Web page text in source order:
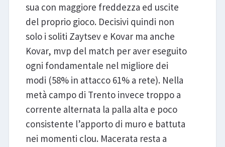
sua con maggiore freddezza ed uscite
del proprio gioco. Decisivi quindi non
solo i soliti Zaytsev e Kovar ma anche
Kovar, mvp del match per aver eseguito
ogni fondamentale nel migliore dei
modi (58% in attacco 61% a rete). Nella
metà campo di Trento invece troppo a
corrente alternata la palla alta e poco
consistente l’apporto di muro e battuta
nei momenti clou. Macerata resta a